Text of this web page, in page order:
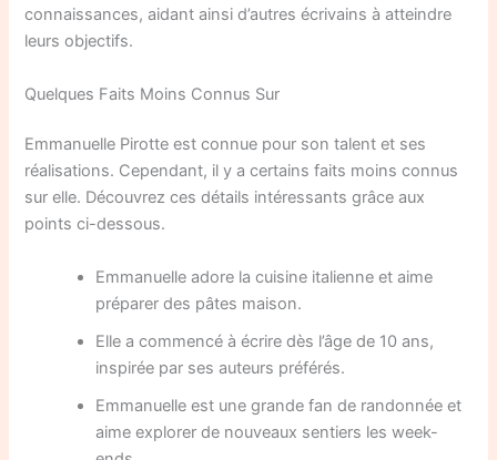
connaissances, aidant ainsi d’autres écrivains à atteindre
leurs objectifs.
Quelques Faits Moins Connus Sur
Emmanuelle Pirotte est connue pour son talent et ses
réalisations. Cependant, il y a certains faits moins connus
sur elle. Découvrez ces détails intéressants grâce aux
points ci-dessous.
Emmanuelle adore la cuisine italienne et aime
préparer des pâtes maison.
Elle a commencé à écrire dès l’âge de 10 ans,
inspirée par ses auteurs préférés.
Emmanuelle est une grande fan de randonnée et
aime explorer de nouveaux sentiers les week-